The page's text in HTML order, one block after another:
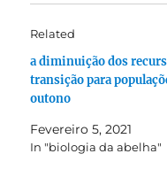
Related
a diminuição dos
transição para
outono
Fevereiro 5, 2021
In "biologia da abelha"